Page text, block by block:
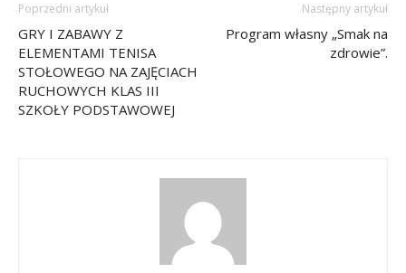
Poprzedni artykuł
GRY I ZABAWY Z
ELEMENTAMI TENISA
STOŁOWEGO NA ZAJĘCIACH
RUCHOWYCH KLAS III
SZKOŁY PODSTAWOWEJ
Następny artykuł
Program własny „Smak na
zdrowie”.